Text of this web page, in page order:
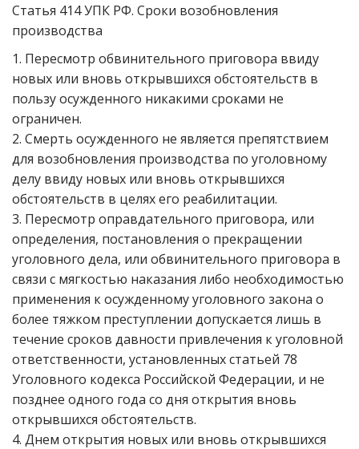
Статья 414 УПК РФ. Сроки возобновления
производства
1. Пересмотр обвинительного приговора ввиду
новых или вновь открывшихся обстоятельств в
пользу осужденного никакими сроками не
ограничен.
2. Смерть осужденного не является препятствием
для возобновления производства по уголовному
делу ввиду новых или вновь открывшихся
обстоятельств в целях его реабилитации.
3. Пересмотр оправдательного приговора, или
определения, постановления о прекращении
уголовного дела, или обвинительного приговора в
связи с мягкостью наказания либо необходимостью
применения к осужденному уголовного закона о
более тяжком преступлении допускается лишь в
течение сроков давности привлечения к уголовной
ответственности, установленных статьей 78
Уголовного кодекса Российской Федерации, и не
позднее одного года со дня открытия вновь
открывшихся обстоятельств.
4. Днем открытия новых или вновь открывшихся